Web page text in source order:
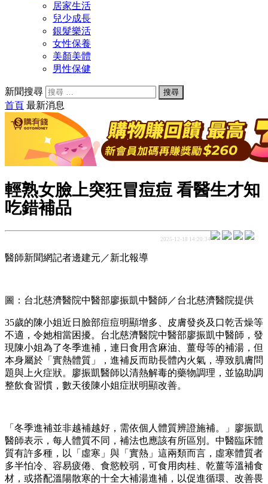
居家生活
兒少成長
銀髮樂活
女性保養
美顏美體
男性保健
新聞搜尋
首頁 最新消息
輕熟女臉上突狂冒痘痘 看醫生才知
吃錯補品
2025-12-18 14:20:34
醫師新聞網記者邊建元／新北報導
圖：台北慈濟醫院中醫部廖振凱中醫師／台北慈濟醫院提供
35歲的陳小姐近日臉部痘痘明顯增多、皮膚發炎及口乾舌燥等
不適，令她相當困擾。台北慈濟醫院中醫部廖振凱中醫師，發
現陳小姐為了冬季進補，連日食用含麻油、薑母等的補湯，但
本身屬於「實熱體質」，進補反而助長體內火氣，導致肌膚問
題與上火症狀。廖振凱醫師以清熱解毒的藥物調理，並協助調
整飲食習慣，數天後陳小姐症狀明顯改善。
「冬季進補並非越補越好，需依個人體質辨證施補。」廖振凱
醫師表示，每人體質不同，補法也應該有所區別。中醫臨床體
質有許多種，以「虛寒」與「實熱」這兩類而言，虛寒體質者
多半怕冷、容易疲倦、食慾較弱，可食用肉桂、乾薑等溫補食
材，或搭配溫陽散寒的十全大補湯進補，以促進循環、改善畏